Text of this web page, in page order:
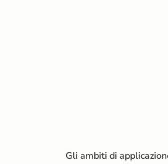
Gli ambiti di